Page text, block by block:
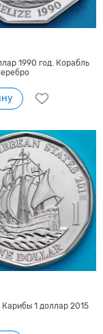
1990 год. Корабль
1 доллар 2015